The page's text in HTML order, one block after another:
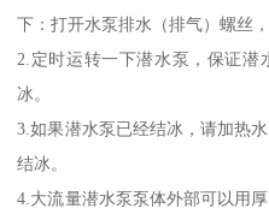
下：打开水泵排水（排气）螺丝
2.定时运转一下潜水泵，保证
冰。
3.如果潜水泵已经结冰，请加热
结冰。
4.大流量潜水泵泵体外部可以用